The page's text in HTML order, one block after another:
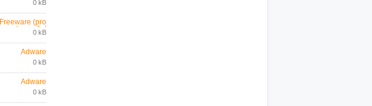
0 kB
Freeware (pro
nekomerční
účely)
0 kB
Adware
0 kB
Adware
0 kB